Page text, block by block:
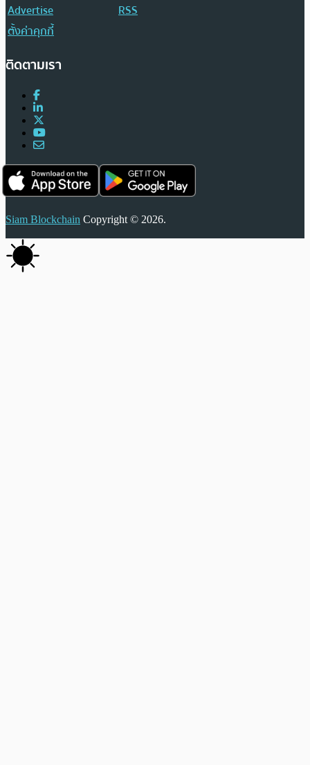
Advertise
RSS
ตั้งค่าคุกกี้
ติดตามเรา
Siam Blockchain Copyright © 2026.